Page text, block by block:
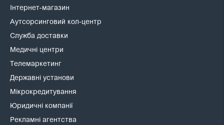
Інтернет-магазин
Аутсорсинговий кол-центр
Служба доставки
Медичні центри
Телемаркетинг
Державні установи
Мікрокредитування
Юридичні компанії
Рекламні агентства